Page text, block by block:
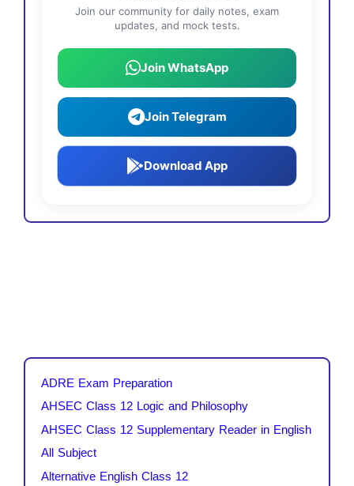
Join our community for daily notes, exam
updates, and mock tests.
Join WhatsApp
Join Telegram
Download App
ADRE Exam Preparation
AHSEC Class 12 Logic and Philosophy
AHSEC Class 12 Supplementary Reader in English
All Subject
Alternative English Class 12